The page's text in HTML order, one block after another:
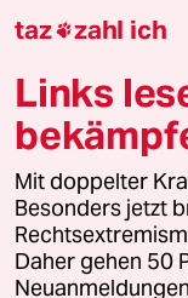
2
3
Das
taz zahl ich
Links
Mit doppelter
Besonders jetzt
Daher gehen 50